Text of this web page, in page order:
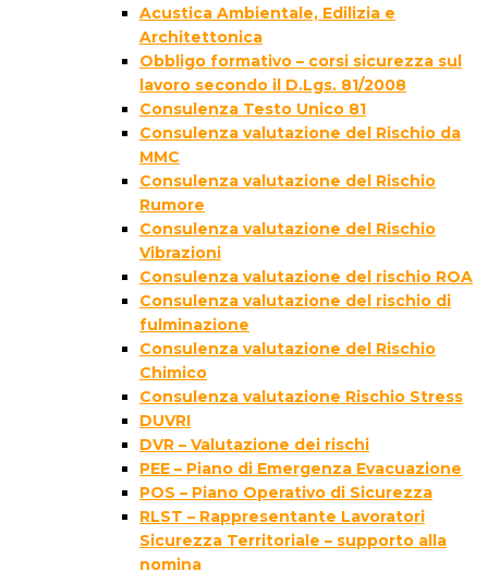
Acustica Ambientale, Edilizia e
Architettonica
Obbligo formativo – corsi sicurezza sul
lavoro secondo il D.Lgs. 81/2008
Consulenza Testo Unico 81
Consulenza valutazione del Rischio da
MMC
Consulenza valutazione del Rischio
Rumore
Consulenza valutazione del Rischio
Vibrazioni
Consulenza valutazione del rischio ROA
Consulenza valutazione del rischio di
fulminazione
Consulenza valutazione del Rischio
Chimico
Consulenza valutazione Rischio Stress
DUVRI
DVR – Valutazione dei rischi
PEE – Piano di Emergenza Evacuazione
POS – Piano Operativo di Sicurezza
RLST – Rappresentante Lavoratori
Sicurezza Territoriale – supporto alla
nomina